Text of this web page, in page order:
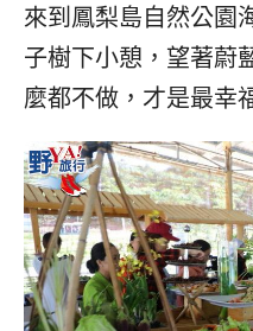
來到鳳梨島自然公園
子樹下小憩，望著蔚
麼都不做，才是最幸